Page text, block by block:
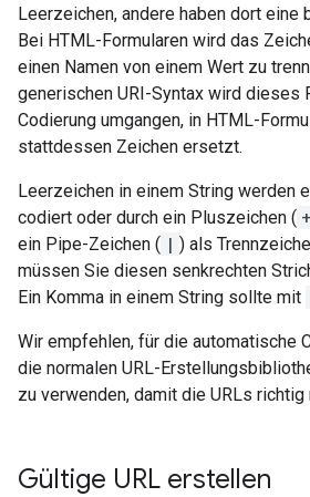
Leerzeichen, andere haben dort eine
Bei HTML-Formularen wird das
einen Namen von einem Wert zu
generischen URI-Syntax wird dieses
Codierung umgangen, in HTML-
stattdessen Zeichen ersetzt.
Leerzeichen in einem String werden
codiert oder durch ein Pluszeichen ( +
ein Pipe-Zeichen ( | ) als
müssen Sie diesen senkrechten
Ein Komma in einem String sollte mit
Wir empfehlen, für die automatische
die normalen URL-
zu verwenden, damit die URLs
Gültige URL erstellen